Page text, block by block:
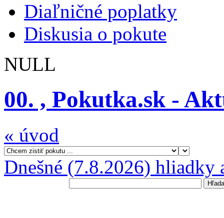
Diaľničné poplatky
Diskusia o pokute
NULL
00. , Pokutka.sk -
« úvod
Dnešné (7.8.2026) hliadky